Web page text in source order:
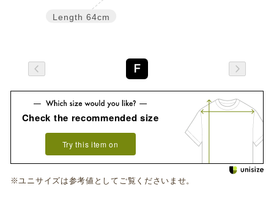
Length 64cm
F
Check the recommended size
Try this item on
※ユニサイズは参考値としてご覧くださいませ。